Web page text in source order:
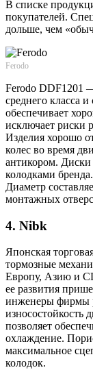
В списке
покупателей.
дольше, чем
Ferodo
Ferodo DDF1201
среднего класса
обеспечивает
исключает риски
Изделия хорошо
колес во время
антикором.
колодками
Диаметр
монтажных
4. Nibk
Японская
тормозные
Европу, Азию и
ее развития
инженеры фирмы
износостойкость
позволяет
охлаждение.
максимальное
колодок.